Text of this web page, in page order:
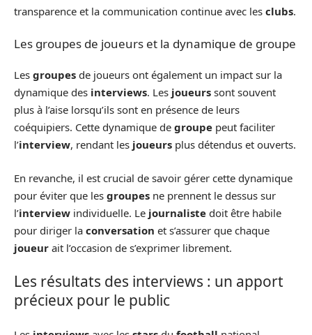
transparence et la communication continue avec les clubs.
Les groupes de joueurs et la dynamique de groupe
Les groupes de joueurs ont également un impact sur la
dynamique des interviews. Les joueurs sont souvent
plus à l’aise lorsqu’ils sont en présence de leurs
coéquipiers. Cette dynamique de groupe peut faciliter
l’interview, rendant les joueurs plus détendus et ouverts.
En revanche, il est crucial de savoir gérer cette dynamique
pour éviter que les groupes ne prennent le dessus sur
l’interview individuelle. Le journaliste doit être habile
pour diriger la conversation et s’assurer que chaque
joueur ait l’occasion de s’exprimer librement.
Les résultats des interviews : un apport
précieux pour le public